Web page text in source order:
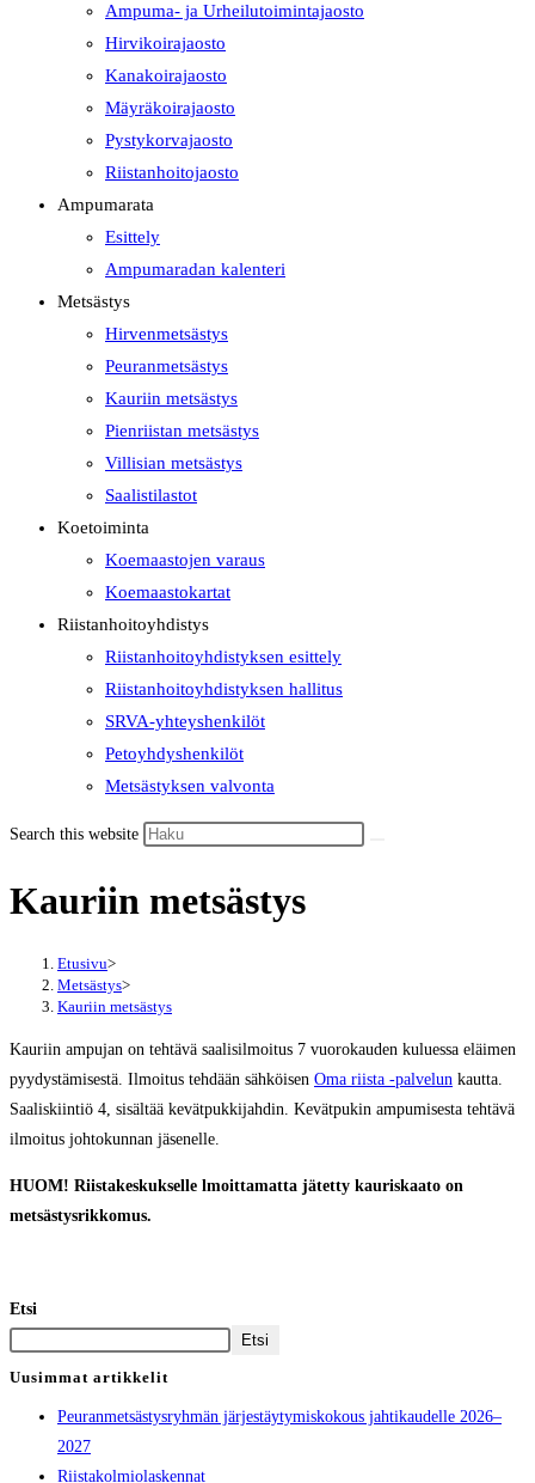
Ampuma- ja Urheilutoimintajaosto
Hirvikoirajaosto
Kanakoirajaosto
Mäyräkoirajaosto
Pystykorvajaosto
Riistanhoitojaosto
Ampumarata
Esittely
Ampumaradan kalenteri
Metsästys
Hirvenmetsästys
Peuranmetsästys
Kauriin metsästys
Pienriistan metsästys
Villisian metsästys
Saalistilastot
Koetoiminta
Koemaastojen varaus
Koemaastokartat
Riistanhoitoyhdistys
Riistanhoitoyhdistyksen esittely
Riistanhoitoyhdistyksen hallitus
SRVA-yhteyshenkilöt
Petoyhdyshenkilöt
Metsästyksen valvonta
Search this website
Kauriin metsästys
Etusivu>
Metsästys>
Kauriin metsästys
Kauriin ampujan on tehtävä saalisilmoitus 7 vuorokauden kuluessa eläimen
pyydystämisestä. Ilmoitus tehdään sähköisen Oma riista -palvelun kautta.
Saaliskiintiö 4, sisältää kevätpukkijahdin. Kevätpukin ampumisesta tehtävä
ilmoitus johtokunnan jäsenelle.
HUOM! Riistakeskukselle lmoittamatta jätetty kauriskaato on
metsästysrikkomus.
Etsi
Etsi
Uusimmat artikkelit
Peuranmetsästysryhmän järjestäytymiskokous jahtikaudelle 2026–
2027
Riistakolmiolaskennat